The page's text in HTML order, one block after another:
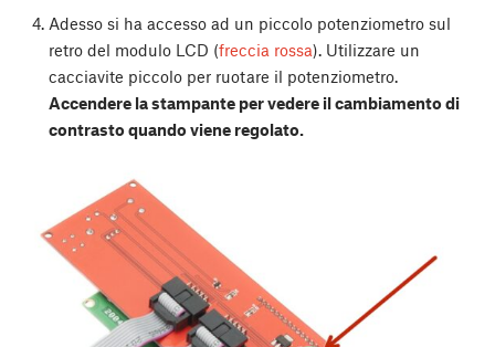
Adesso si ha accesso ad un piccolo potenziometro sul
retro del modulo LCD (freccia rossa). Utilizzare un
cacciavite piccolo per ruotare il potenziometro.
Accendere la stampante per vedere il cambiamento di
contrasto quando viene regolato.